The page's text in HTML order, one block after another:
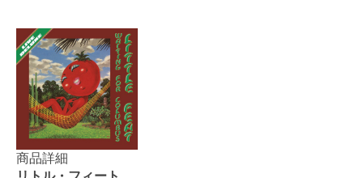
商品詳細